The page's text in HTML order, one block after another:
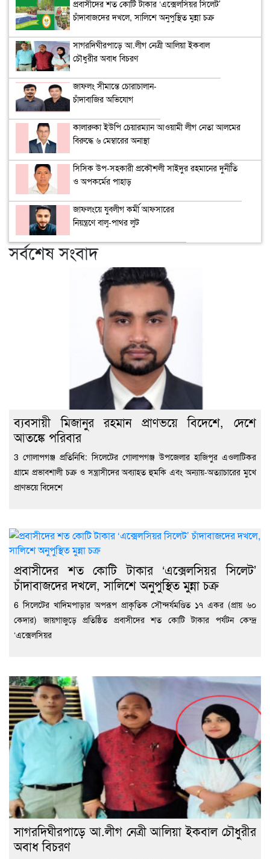
প্রবাসীদের শত কোটি টাকার ‘এক্সেলসিয়র সিলেট’
চাঁদাবাজদের দখলে, সালিশে অনুপুস্থিত মুন্না চক্র
সাগরদিঘীরপাড়ে আ.লীগ নেত্রী আলিয়া ইকবাল
চৌধুরীর অবাধ বিচরণ
জাফলং সীমান্তে চোরাচালান-
চাঁদাবাজির অভিযোগ
কালারুকা ইউপি চেয়ারম্যান আওয়ামী লীগ নেতা আলমের
বিরুদ্ধে ৬ মেম্বারের অনাস্থা
সিসিক উপ-সহকারী প্রকৌশলী সাইদুর রহমানের দুর্নীতি
ও অপকর্মের পাহাড়
জাফলংয়ে যুবলীগ কর্মী আফসারের
নিয়ন্ত্রণে বালু-পাথর লুট
সর্বশেষ সংবাদ
ব্যবসায়ী মিজানুর রহমান প্রাণভয়ে বিদেশে, দেশে
আতঙ্কে পরিবার
3 গোলাপগঞ্জ প্রতিনিধি: সিলেটের গোলাপগঞ্জ উপজেলার হাজিপুর এওলাটিকর
গ্রামে প্রভাবশালী চক্র ও সন্ত্রাসীদের অব্যাহত হুমকি এবং অন্যায়-অত্যাচারের মুখে
প্রাণভয়ে বিদেশে
প্রবাসীদের শত কোটি টাকার ‘এক্সেলসিয়র সিলেট’
চাঁদাবাজদের দখলে, সালিশে অনুপুস্থিত মুন্না চক্র
6 সিলেটের খাদিমপাড়ার অপরূপ প্রাকৃতিক সৌন্দর্যমণ্ডিত ১৭ একর (প্রায় ৬০
কেদার) জায়গাজুড়ে প্রতিষ্ঠিত প্রবাসীদের শত কোটি টাকার পর্যটন কেন্দ্র
‘এক্সেলসিয়র
সাগরদিঘীরপাড়ে আ.লীগ নেত্রী আলিয়া ইকবাল চৌধুরীর
অবাধ বিচরণ